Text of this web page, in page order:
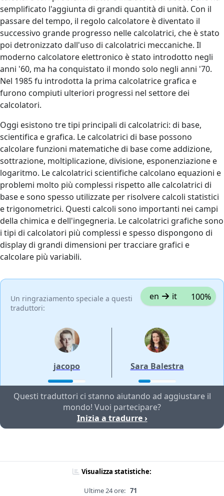
semplificato l'aggiunta di grandi quantità di unità. Con il
passare del tempo, il regolo calcolatore è diventato il
successivo grande progresso nelle calcolatrici, che è stato
poi detronizzato dall'uso di calcolatrici meccaniche. Il
moderno calcolatore elettronico è stato introdotto negli
anni '60, ma ha conquistato il mondo solo negli anni '70.
Nel 1985 fu introdotta la prima calcolatrice grafica e
furono compiuti ulteriori progressi nel settore dei
calcolatori.
Oggi esistono tre tipi principali di calcolatrici: di base,
scientifica e grafica. Le calcolatrici di base possono
calcolare funzioni matematiche di base come addizione,
sottrazione, moltiplicazione, divisione, esponenziazione e
logaritmo. Le calcolatrici scientifiche calcolano equazioni e
problemi molto più complessi rispetto alle calcolatrici di
base e sono spesso utilizzate per risolvere calcoli statistici
e trigonometrici. Questi calcoli sono importanti nei campi
della chimica e dell'ingegneria. Le calcolatrici grafiche sono
i tipi di calcolatori più complessi e spesso dispongono di
display di grandi dimensioni per tracciare grafici e
calcolare più variabili.
Un ringraziamento speciale a questi
traduttori:
en it 100%
jacopo Sara Balestra
Questi traduttori ci stanno aiutando ad aggiustare il
mondo! Vuoi partecipare?
Inizia a tradurre ›
Visualizza statistiche:
Ultime 24 ore: 71